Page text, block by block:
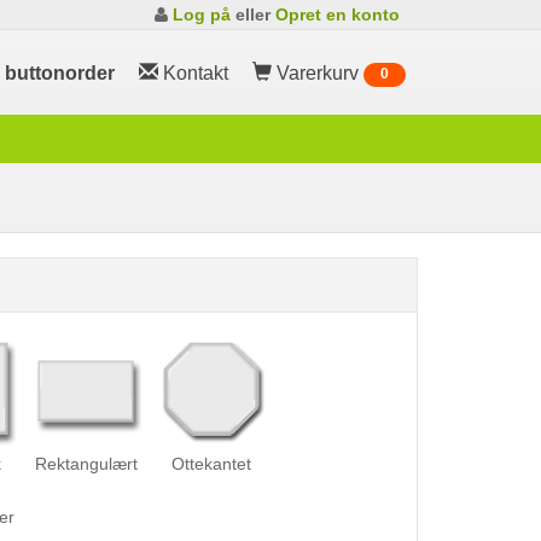
Log på ellerOpret en konto
buttonorder Kontakt Varerkurv 0
Rektangulært Ottekantet